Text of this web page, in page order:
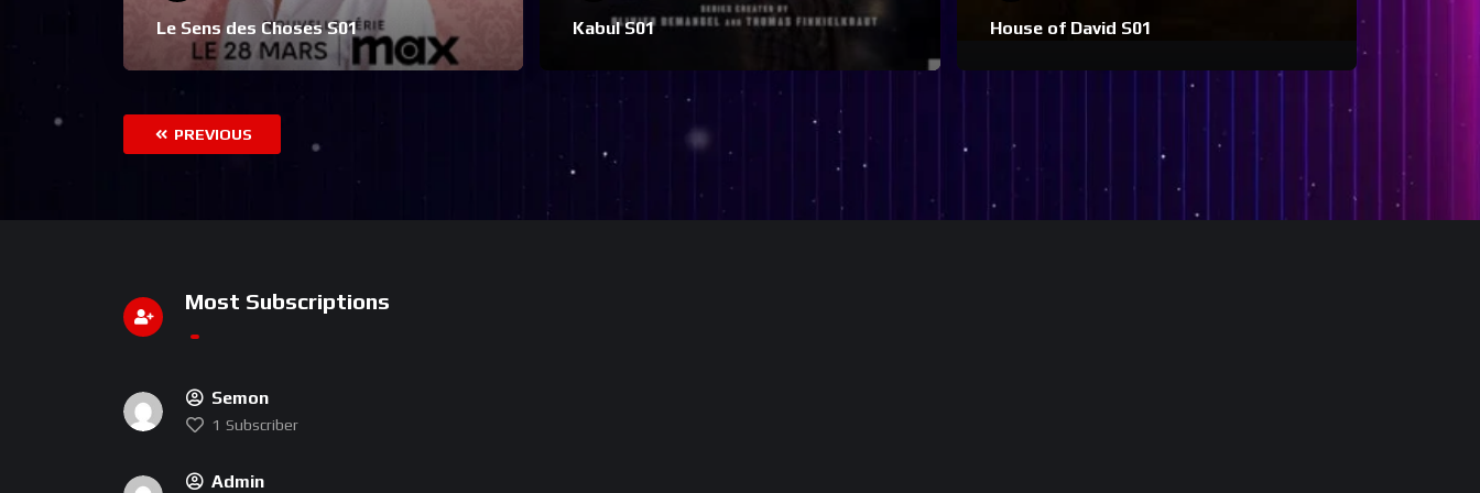
Le Sens des Choses S01 Kabul S01 House of David S01
PREVIOUS
Most Subscriptions
Semon
1 Subscriber
Admin